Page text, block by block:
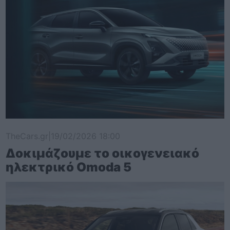
Δοκιμάζουμε το οικογενειακό
ηλεκτρικό Omoda 5